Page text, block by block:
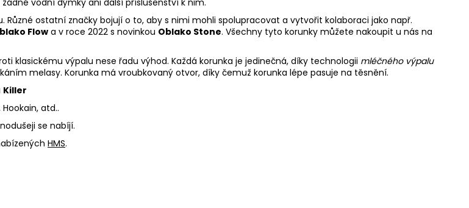
vodní dýmky ani další příslušenství k nim.
ostatní značky bojují o to, aby s nimi mohli spolupracovat a vytvořit kolaboraci jako např.
Flowa v roce 2022 s novinkou Oblako Stone. Všechny tyto korunky můžete nakoupit u nás na
klasickému výpalu nese řadu výhod. Každá korunka je jedinečná, díky technologii mléčného výpalu
melasy. Korunka má vroubkovaný otvor, díky čemuž korunka lépe pasuje na těsnění.
Killer
atd..
se nabíjí.
HMS.